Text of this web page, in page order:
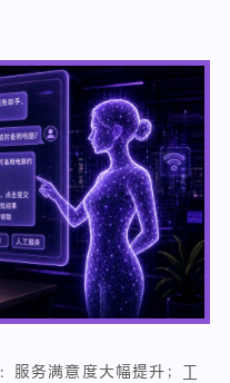
：服务满意度大幅提升；工